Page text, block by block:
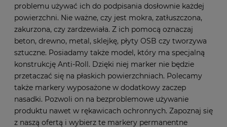
problemu używać ich do podpisania dosłownie każdej
powierzchni. Nie ważne, czy jest mokra, zatłuszczona,
zakurzona, czy zardzewiała. Z ich pomocą oznaczaj
beton, drewno, metal, sklejkę, płyty OSB czy tworzywa
sztuczne. Posiadamy także model, który ma specjalną
konstrukcję Anti-Roll. Dzięki niej marker nie będzie
przetaczać się na płaskich powierzchniach. Polecamy
także markery wyposażone w dodatkowy zaczep
nasadki. Pozwoli on na bezproblemowe używanie
produktu nawet w rękawicach ochronnych. Zapoznaj się
z naszą ofertą i wybierz te markery permanentne